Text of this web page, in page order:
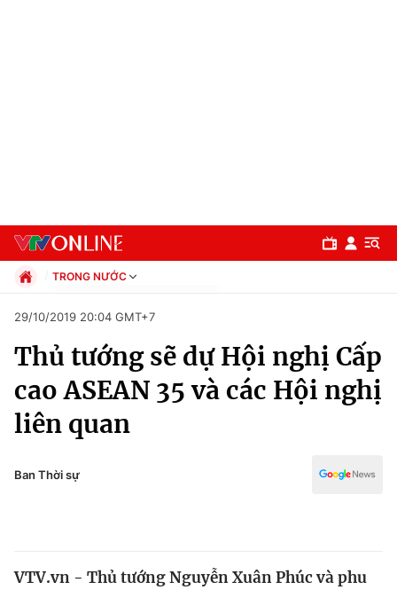
Chuyên mục
Chính trị
TRONG NƯỚC
Xã hội
Pháp luật
Thể thao
Truyền hình
Văn hóa - Giải trí
Đời sống
29/10/2019 20:04 GMT+7
Thủ tướng sẽ dự Hội nghị Cấp
cao ASEAN 35 và các Hội nghị
liên quan
Ban Thời sự
VTV.vn - Thủ tướng Nguyễn Xuân Phúc và phu